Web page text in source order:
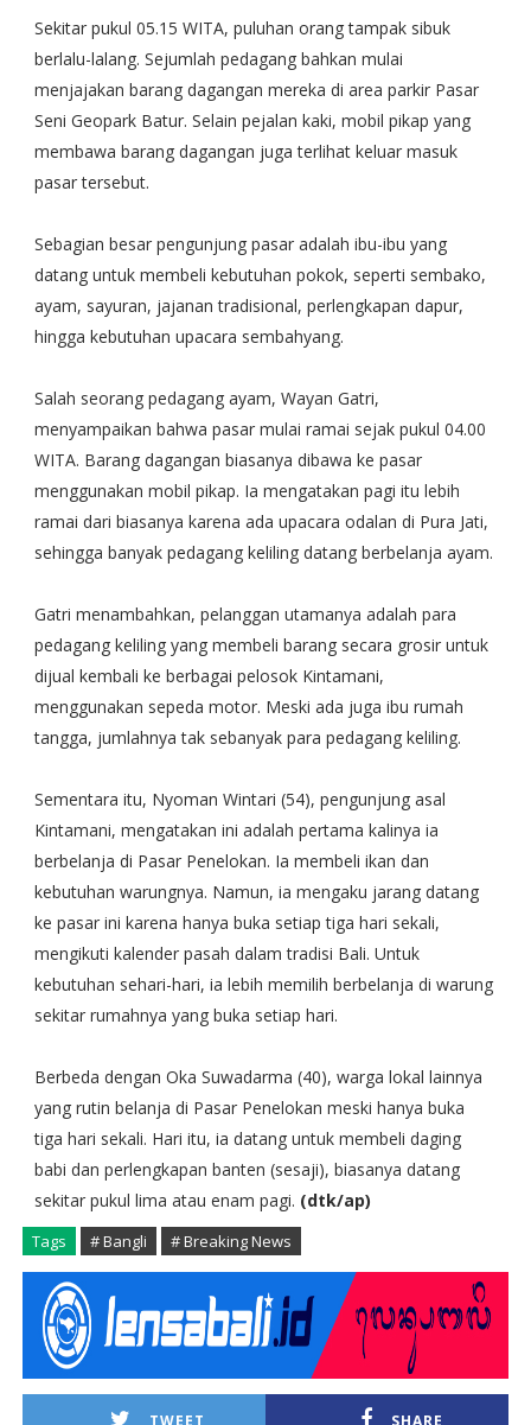
Sekitar pukul 05.15 WITA, puluhan orang tampak sibuk
berlalu-lalang. Sejumlah pedagang bahkan mulai
menjajakan barang dagangan mereka di area parkir Pasar
Seni Geopark Batur. Selain pejalan kaki, mobil pikap yang
membawa barang dagangan juga terlihat keluar masuk
pasar tersebut.
Sebagian besar pengunjung pasar adalah ibu-ibu yang
datang untuk membeli kebutuhan pokok, seperti sembako,
ayam, sayuran, jajanan tradisional, perlengkapan dapur,
hingga kebutuhan upacara sembahyang.
Salah seorang pedagang ayam, Wayan Gatri,
menyampaikan bahwa pasar mulai ramai sejak pukul 04.00
WITA. Barang dagangan biasanya dibawa ke pasar
menggunakan mobil pikap. Ia mengatakan pagi itu lebih
ramai dari biasanya karena ada upacara odalan di Pura Jati,
sehingga banyak pedagang keliling datang berbelanja ayam.
Gatri menambahkan, pelanggan utamanya adalah para
pedagang keliling yang membeli barang secara grosir untuk
dijual kembali ke berbagai pelosok Kintamani,
menggunakan sepeda motor. Meski ada juga ibu rumah
tangga, jumlahnya tak sebanyak para pedagang keliling.
Sementara itu, Nyoman Wintari (54), pengunjung asal
Kintamani, mengatakan ini adalah pertama kalinya ia
berbelanja di Pasar Penelokan. Ia membeli ikan dan
kebutuhan warungnya. Namun, ia mengaku jarang datang
ke pasar ini karena hanya buka setiap tiga hari sekali,
mengikuti kalender pasah dalam tradisi Bali. Untuk
kebutuhan sehari-hari, ia lebih memilih berbelanja di warung
sekitar rumahnya yang buka setiap hari.
Berbeda dengan Oka Suwadarma (40), warga lokal lainnya
yang rutin belanja di Pasar Penelokan meski hanya buka
tiga hari sekali. Hari itu, ia datang untuk membeli daging
babi dan perlengkapan banten (sesaji), biasanya datang
sekitar pukul lima atau enam pagi. (dtk/ap)
Tags # Bangli # Breaking News
TWEET SHARE